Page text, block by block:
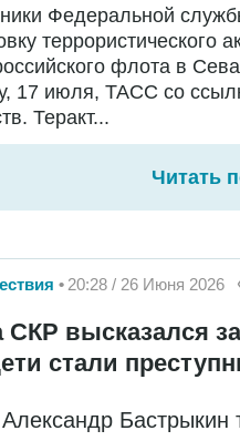
Федеральной
террористического
флота в
17 июля, ТАСС со
Теракт...
Читать
20:28 / 26 Июня 2026
СКР высказался
стали
Бастрыкин